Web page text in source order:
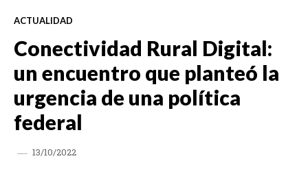
ACTUALIDAD
Conectividad Rural Digital:
un encuentro que planteó la
urgencia de una política
federal
13/10/2022